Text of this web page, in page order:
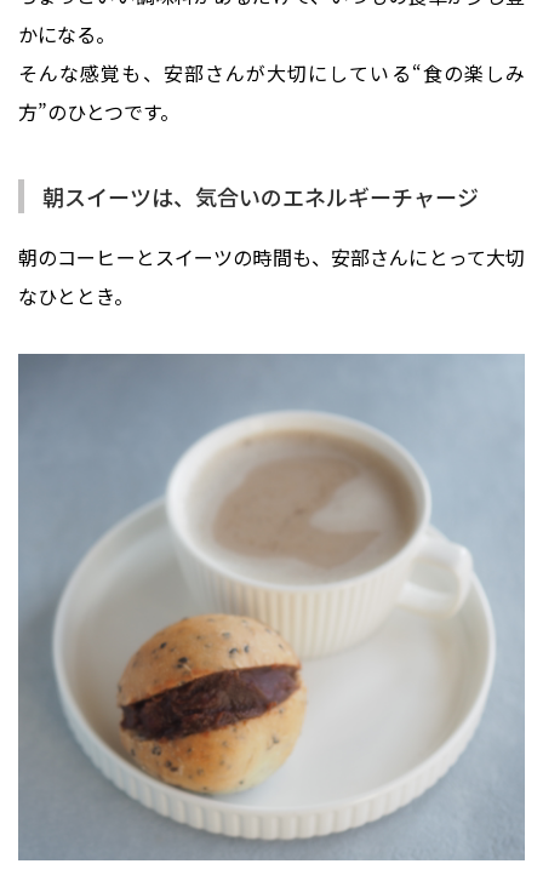
かになる。
そんな感覚も、安部さんが大切にしている“食の楽しみ
方”のひとつです。
朝スイーツは、気合いのエネルギーチャージ
朝のコーヒーとスイーツの時間も、安部さんにとって大切
なひととき。